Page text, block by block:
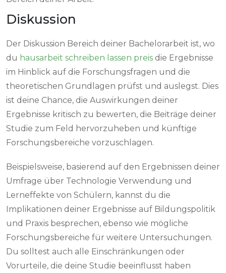
Diskussion
Der Diskussion Bereich deiner Bachelorarbeit ist, wo
du hausarbeit schreiben lassen preis die Ergebnisse
im Hinblick auf die Forschungsfragen und die
theoretischen Grundlagen prüfst und auslegst. Dies
ist deine Chance, die Auswirkungen deiner
Ergebnisse kritisch zu bewerten, die Beiträge deiner
Studie zum Feld hervorzuheben und künftige
Forschungsbereiche vorzuschlagen.
Beispielsweise, basierend auf den Ergebnissen deiner
Umfrage über Technologie Verwendung und
Lerneffekte von Schülern, kannst du die
Implikationen deiner Ergebnisse auf Bildungspolitik
und Praxis besprechen, ebenso wie mögliche
Forschungsbereiche für weitere Untersuchungen.
Du solltest auch alle Einschränkungen oder
Vorurteile, die deine Studie beeinflusst haben